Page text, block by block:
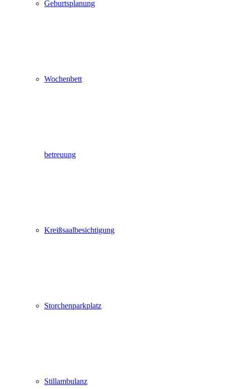
Geburtsplanung
Wochenbett
betreuung
Kreißsaalbesichtigung
Storchenparkplatz
Stillambulanz